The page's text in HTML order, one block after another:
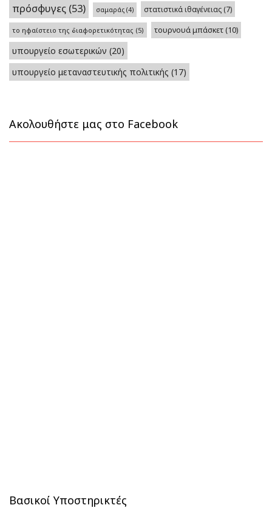
πρόσφυγες (53) σαμαράς (4) στατιστικά ιθαγένειας (7)
το ηφαίστειο της διαφορετικότητας (5) τουρνουά μπάσκετ(10)
υπουργείο εσωτερικών (20)
υπουργείο μεταναστευτικής πολιτικής (17)
Ακολουθήστε μας στο Facebook
Βασικοί Υποστηρικτές